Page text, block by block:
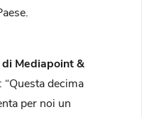
Mediapoint &
decima
per noi un